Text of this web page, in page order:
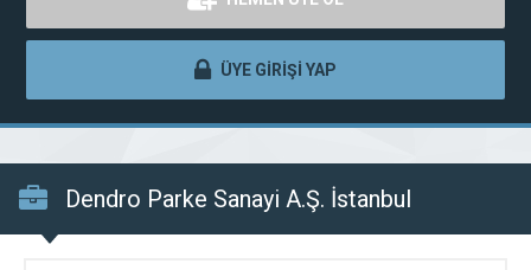
ÜYE GİRİŞİ YAP
Dendro Parke Sanayi A.Ş. İstanbul